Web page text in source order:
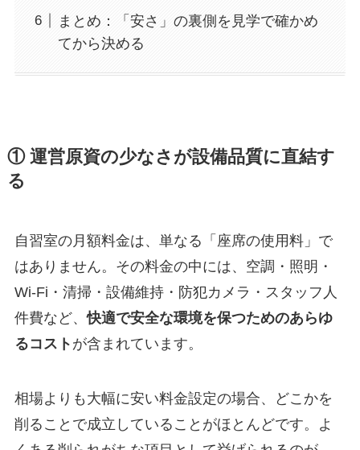
まとめ：「安さ」の裏側を見学で確かめ
てから決める
① 運営原資の少なさが設備品質に直結す
る
自習室の月額料金は、単なる「座席の使用料」で
はありません。その料金の中には、空調・照明・
Wi-Fi・清掃・設備維持・防犯カメラ・スタッフ人
件費など、快適で安全な環境を保つためのあらゆ
るコスト が含まれています。
相場よりも大幅に安い料金設定の場合、どこかを
削ることで成立していることがほとんどです。よ